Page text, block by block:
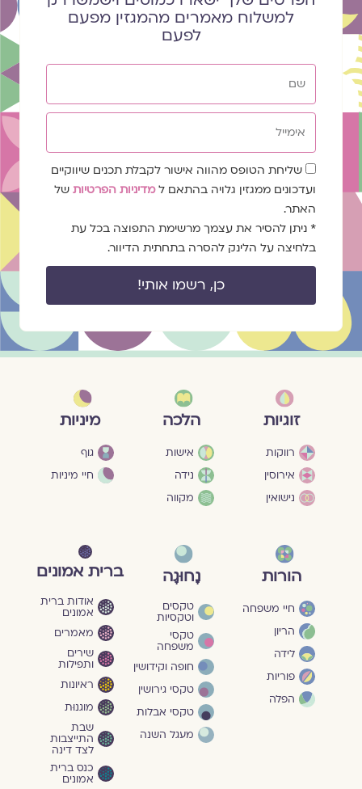
למשלוח מאמרים מהמגזין מפעם
לפעם
שדה
הסכמה
שליחת הטופס מהווה אישור לקבלת תכנים שיווקיים
ועדכונים ממגזין גלויה בהתאם למדיניות הפרטיות של
האתר.
* ניתן להסיר את עצמך מרשימת התפוצה בכל עת
בלחיצה על הלינק להסרה בתחתית הדיוור.
כן, רשמו אותי!
זוגיות
רווקות
אירוסין
נישואין
הלכה
אישות
נידה
מקווה
מיניות
גוף
חיי מיניות
הורות
חיי משפחה
הריון
לידה
פוריות
הפלה
נָחוּגָה
טקסים
וטקסיות
טקסי
משפחה
חופה וקידושין
טקסי גירושין
טקסי אבלות
מעגל השנה
ברית אמונים
אודות ברית
אמונים
מאמרים
שירים
ותפילות
ראיונות
מוגנוּת
שבת
התייצבות
לצד דינה
כנס ברית
אמונים